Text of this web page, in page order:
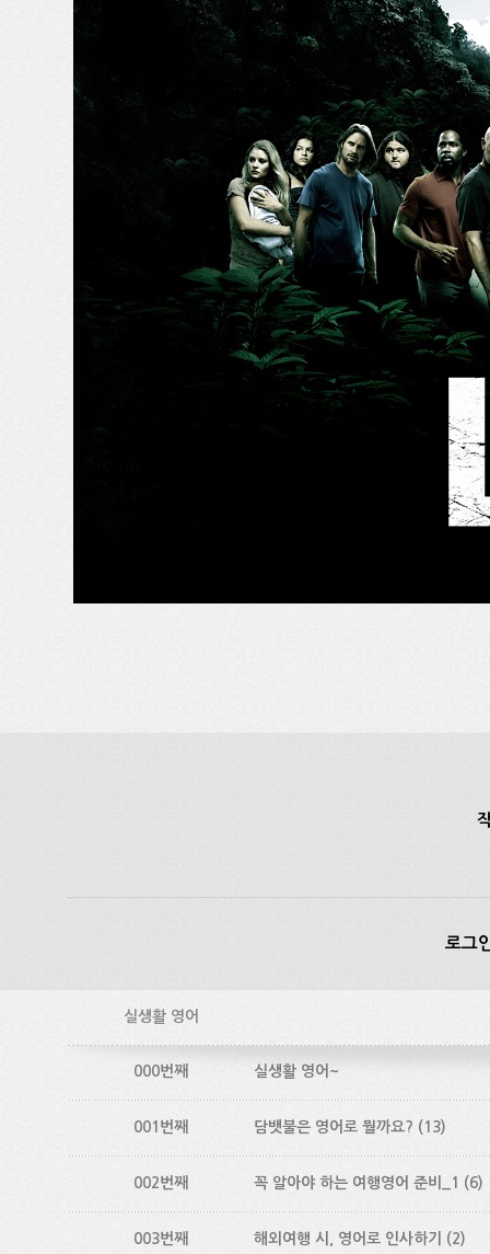
로그
실생활 영어
000번째 실생활 영어~
001번째 담뱃불은 영어로 뭘까요? (13)
002번째 꼭 알아야 하는 여행영어 준비_1 (6)
003번째 해외여행 시, 영어로 인사하기 (2)